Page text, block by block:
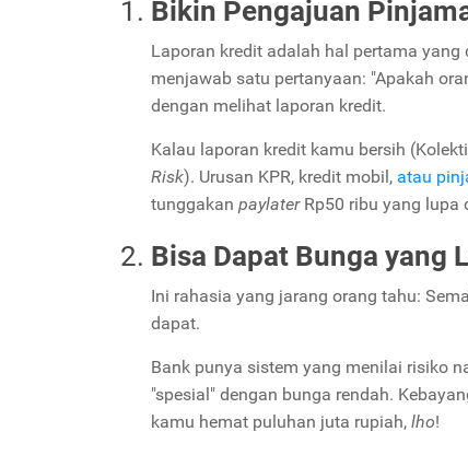
Bikin Pengajuan
Laporan kredit adalah hal pertama
menjawab satu pertanyaan: "Apakah
dengan melihat laporan kredit.
Kalau laporan kredit kamu bersih
Risk). Urusan KPR, kredit mobil, atau
tunggakan paylater Rp50 ribu yang lupa
Bisa Dapat Bunga yang
Ini rahasia yang jarang orang tahu:
dapat.
Bank punya sistem yang menilai risiko
"spesial" dengan bunga rendah.
kamu hemat puluhan juta rupiah, lho!